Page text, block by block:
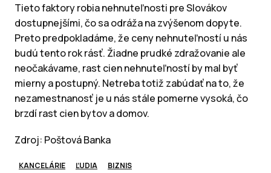
Tieto faktory robia nehnuteľnosti pre Slovákov
dostupnejšími, čo sa odráža na zvýšenom dopyte.
Preto predpokladáme, že ceny nehnuteľností u nás
budú tento rok rásť. Žiadne prudké zdražovanie ale
neočakávame, rast cien nehnuteľností by mal byť
mierny a postupný. Netreba totiž zabúdať na to, že
nezamestnanosť je u nás stále pomerne vysoká, čo
brzdí rast cien bytov a domov.
Zdroj: Poštová Banka
KANCELÁRIE ĽUDIA BIZNIS